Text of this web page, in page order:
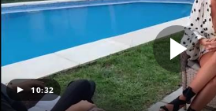
10:32